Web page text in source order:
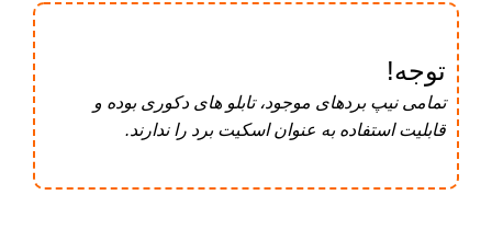
توجه!
تمامی نیپ برد‌های موجود، تابلو های دکوری بوده و
قابلیت استفاده به عنوان اسکیت برد را ندارند.